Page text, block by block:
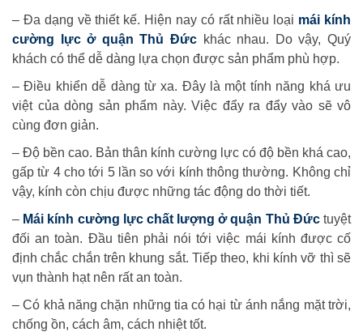
– Đa dạng về thiết kế. Hiện nay có rất nhiều loại mái kính
cường lực ở quận Thủ Đức khác nhau. Do vậy, Quý
khách có thể dễ dàng lựa chọn được sản phẩm phù hợp.
– Điều khiển dễ dàng từ xa. Đây là một tính năng khá ưu
việt của dòng sản phẩm này. Việc đẩy ra đẩy vào sẽ vô
cùng đơn giản.
– Độ bền cao. Bản thân kính cường lực có độ bền khá cao,
gấp từ 4 cho tới 5 lần so với kính thông thường. Không chỉ
vậy, kính còn chịu được những tác động do thời tiết.
– Mái kính cường lực chất lượng ở quận Thủ Đứctuyệt
đối an toàn. Đầu tiên phải nói tới việc mái kính được cố
định chắc chắn trên khung sắt. Tiếp theo, khi kính vỡ thì sẽ
vụn thành hạt nên rất an toàn.
– Có khả năng chặn những tia có hại từ ánh nắng mặt trời,
chống ồn, cách âm, cách nhiệt tốt.